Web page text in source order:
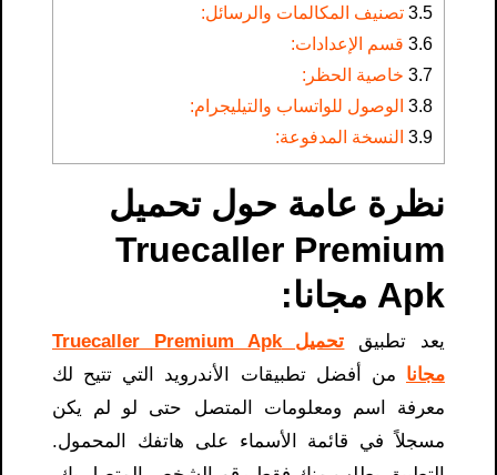
3.5 تصنيف المكالمات والرسائل:
3.6 قسم الإعدادات:
3.7 خاصية الحظر:
3.8 الوصول للواتساب والتيليجرام:
3.9 النسخة المدفوعة:
نظرة عامة حول تحميل
Truecaller Premium
Apk مجانا:
يعد تطبيق
تحميل Truecaller Premium Apk
مجانا من أفضل تطبيقات الأندرويد التي تتيح لك
معرفة اسم ومعلومات المتصل حتى لو لم يكن
مسجلاً في قائمة الأسماء على هاتفك المحمول.